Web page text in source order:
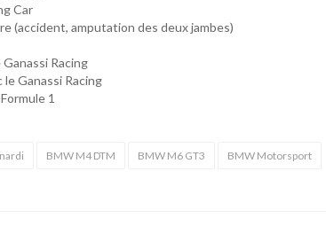
Car
(accident, amputation des deux jambes)
Racing
le Ganassi Racing
1
BMW M4 DTM BMW M6 GT3 BMW Motorsport